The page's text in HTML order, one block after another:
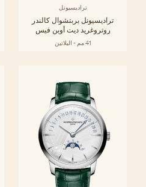
تراديسيونل
تراديسيونل بربتشوال كالندر
روتروغريد ديت أوبن فيس
41 مم - البلاتين